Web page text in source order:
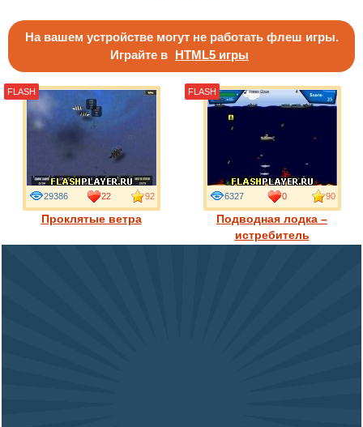
На вашем устройстве могут не работать флеш игры.
Играйте в HTML5 игры
Проклятые ветра
29386 22 92
FLASH
Подводная лодка –
истребитель
6327 0 90
FLASH